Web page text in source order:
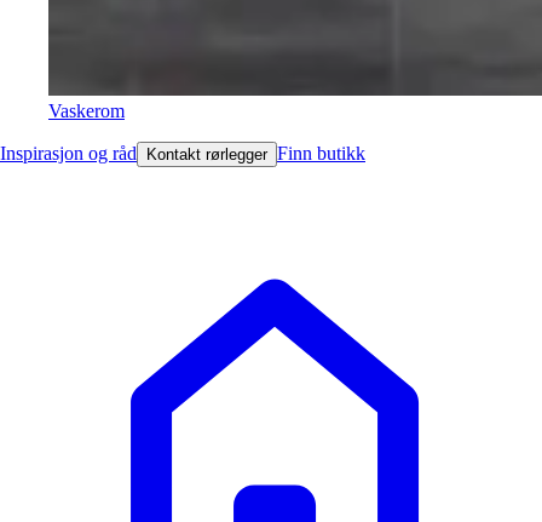
Vaskerom
Inspirasjon og råd Kontakt rørlegger Finn butikk